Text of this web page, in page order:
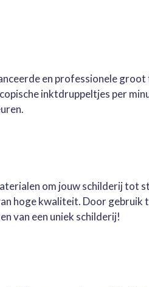
en professionele
inktdruppeltjes per
om jouw schilderij tot
hoge kwaliteit. Door gebruik
van een uniek schilderij!